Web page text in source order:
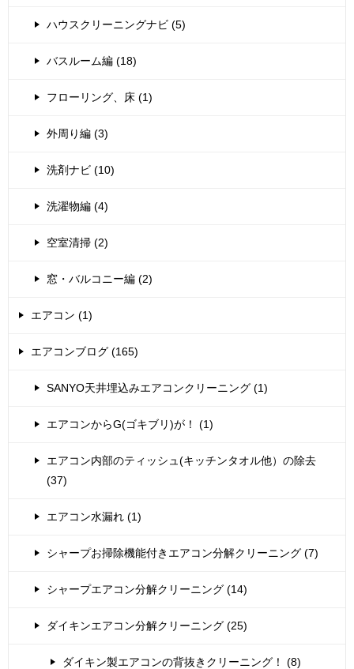
ハウスクリーニングナビ (5)
バスルーム編 (18)
フローリング、床 (1)
外周り編 (3)
洗剤ナビ (10)
洗濯物編 (4)
空室清掃 (2)
窓・バルコニー編 (2)
エアコン (1)
エアコンブログ (165)
SANYO天井埋込みエアコンクリーニング (1)
エアコンからG(ゴキブリ)が！ (1)
エアコン内部のティッシュ(キッチンタオル他）の除去
(37)
エアコン水漏れ (1)
シャープお掃除機能付きエアコン分解クリーニング (7)
シャープエアコン分解クリーニング (14)
ダイキンエアコン分解クリーニング (25)
ダイキン製エアコンの背抜きクリーニング！ (8)